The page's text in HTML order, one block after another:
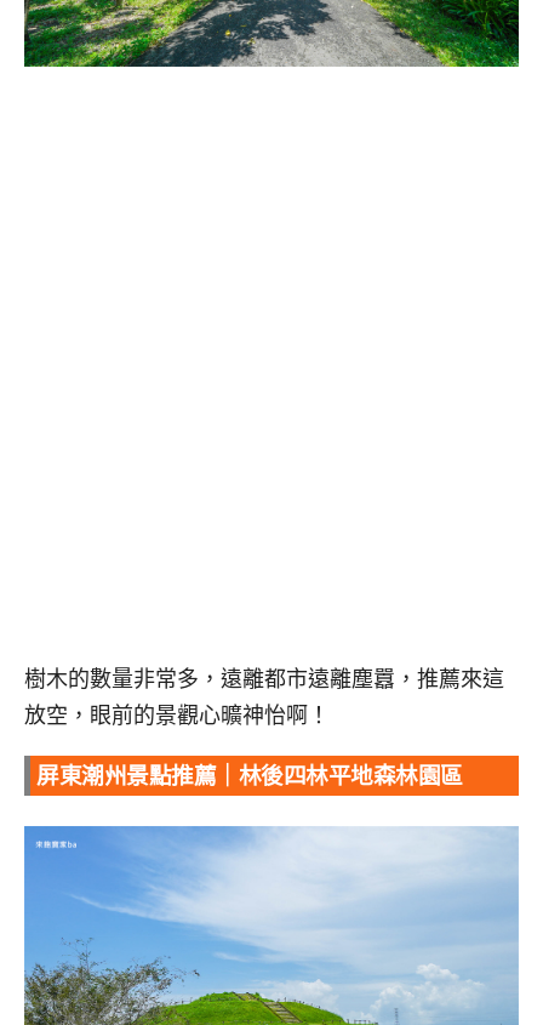
樹木的數量非常多，遠離都市遠離塵囂，推薦來這
放空，眼前的景觀心曠神怡啊！
屏東潮州景點推薦｜林後四林平地森林園區